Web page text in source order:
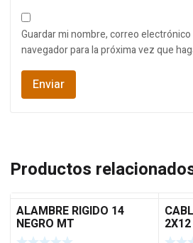
Guardar mi nombre, correo
navegador para la próxima vez que
Productos
ALAMBRE RIGIDO 14
NEGRO MT